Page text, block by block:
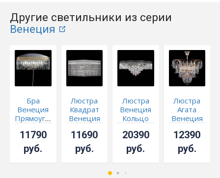
Другие светильники из серии
Венеция
Бра
Венеция
Прямоугольник
бронзу
11790
руб.
Люстра
Квадрат
Венеция
11690
руб.
Люстра
Венеция
Кольцо
№8
розовая
20390
руб.
Люстра
Агата
Венеция
лампы
12390
руб.